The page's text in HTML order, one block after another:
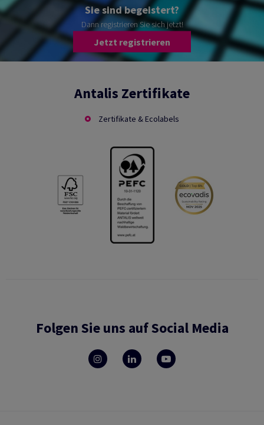
Sie sind begeistert?
Dann registrieren Sie sich jetzt!
Jetzt registrieren
Antalis Zertifikate
Zertifikate & Ecolabels
Folgen Sie uns auf Social Media